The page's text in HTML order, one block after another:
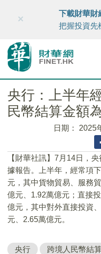
財華智庫網 FINTV
×
下載財華財
把握投資先
央行：上半年
民幣結算金額
日期： 2025
【財華社訊】7月14日，
據報告。上半年，經常項
元，其中貨物貿易、服務
億元、1.92萬億元；直接
億元，其中對外直接投資
元、2.65萬億元。
央行 跨境人民幣結